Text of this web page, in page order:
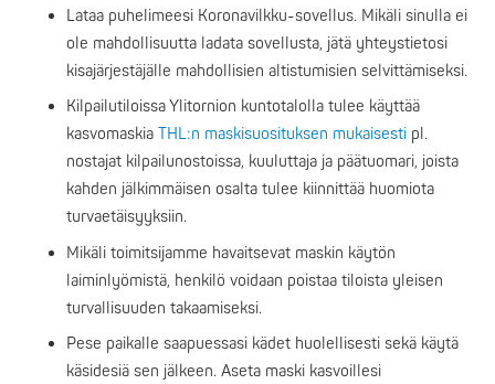
Lataa puhelimeesi Koronavilkku-sovellus. Mikäli sinulla ei
ole mahdollisuutta ladata sovellusta, jätä yhteystietosi
kisajärjestäjälle mahdollisien altistumisien selvittämiseksi.
Kilpailutiloissa Ylitornion kuntotalolla tulee käyttää
kasvomaskia THL:n maskisuosituksen mukaisesti pl.
nostajat kilpailunostoissa, kuuluttaja ja päätuomari, joista
kahden jälkimmäisen osalta tulee kiinnittää huomiota
turvaetäisyyksiin.
Mikäli toimitsijamme havaitsevat maskin käytön
laiminlyömistä, henkilö voidaan poistaa tiloista yleisen
turvallisuuden takaamiseksi.
Pese paikalle saapuessasi kädet huolellisesti sekä käytä
käsidesiä sen jälkeen. Aseta maski kasvoillesi